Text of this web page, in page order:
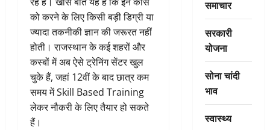
को करने के लिए किसी बड़ी डिग्री या
ज्यादा तकनीकी ज्ञान की जरूरत नहीं
होती। राजस्थान के कई शहरों और
कस्बों में अब ऐसे ट्रेनिंग सेंटर खुल
चुके हैं, जहां 12वीं के बाद छात्र कम
समय में Skill Based Training
लेकर नौकरी के लिए तैयार हो सकते
हैं।
समाचार
सरकारी
योजना
सोना चांदी
भाव
स्वास्थ्य